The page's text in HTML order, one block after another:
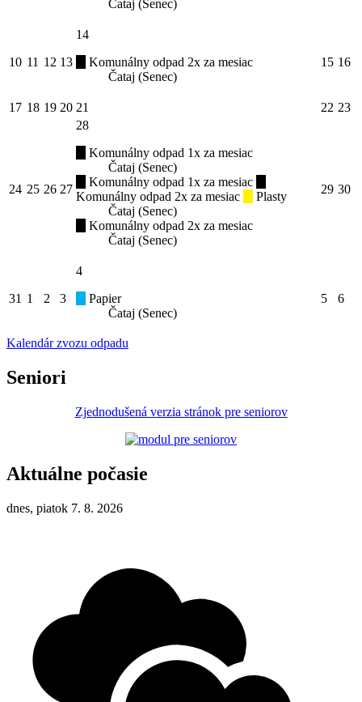
Čataj (Senec)
10 11 12 13
14
Komunálny odpad 2x za mesiac
Čataj (Senec)
15 16
17 18 19 20 21 22 23
24 25 26 27
28
Komunálny odpad 1x za mesiac
Čataj (Senec)
Komunálny odpad 1x za mesiac
Komunálny odpad 2x za mesiac
Plasty
Čataj (Senec)
Komunálny odpad 2x za mesiac
Čataj (Senec)
29 30
31 1 2 3
4
Papier
Čataj (Senec)
5 6
Kalendár zvozu odpadu
Seniori
Zjednodušená verzia stránok pre seniorov
Aktuálne počasie
dnes, piatok 7. 8. 2026